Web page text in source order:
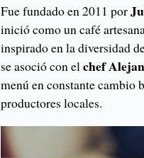
Fue fundado en 2011 por
inició como un café
inspirado en la diversidad
se asoció con elchef
menú en constante cambio
productores locales.